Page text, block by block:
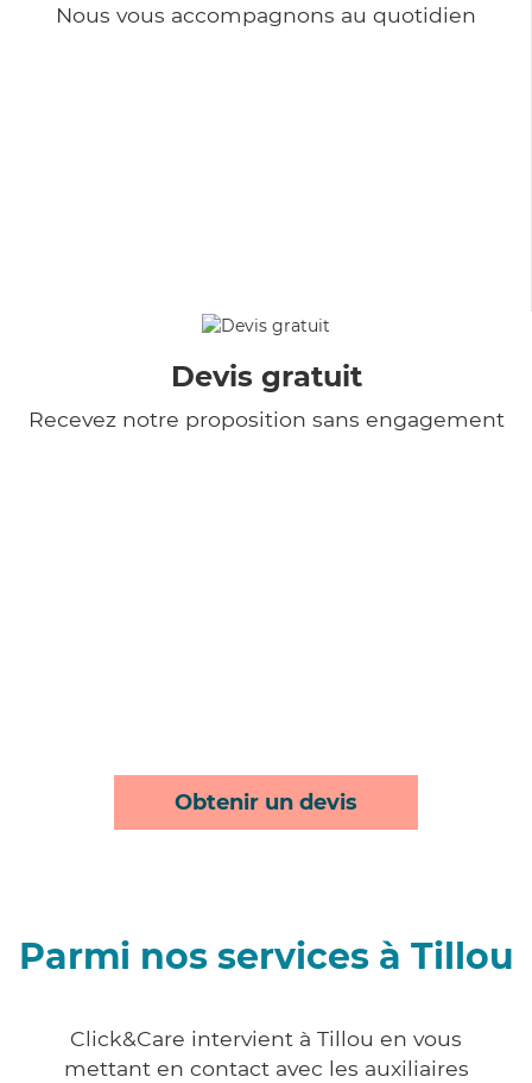
Nous vous accompagnons au quotidien
Devis gratuit
Recevez notre proposition sans engagement
Obtenir un devis
Parmi nos services à Tillou
Click&Care intervient à Tillou en vous
mettant en contact avec les auxiliaires